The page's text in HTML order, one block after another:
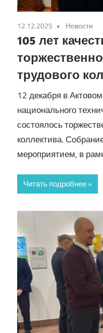
12.12.2025 Новости
105 лет
трудового
12 декабря в
национального
состоялось
коллектива.
мероприятием, в
Читать подробнее